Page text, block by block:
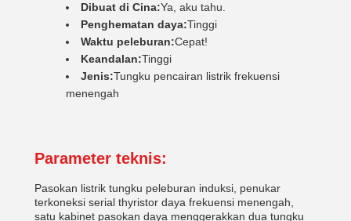
Dibuat di Cina:Ya, aku tahu.
Penghematan daya:Tinggi
Waktu peleburan:Cepat!
Keandalan:Tinggi
Jenis:Tungku pencairan listrik frekuensi
menengah
Parameter teknis:
Pasokan listrik tungku peleburan induksi, penukar
terkoneksi serial thyristor daya frekuensi menengah,
satu kabinet pasokan daya menggerakkan dua tungku